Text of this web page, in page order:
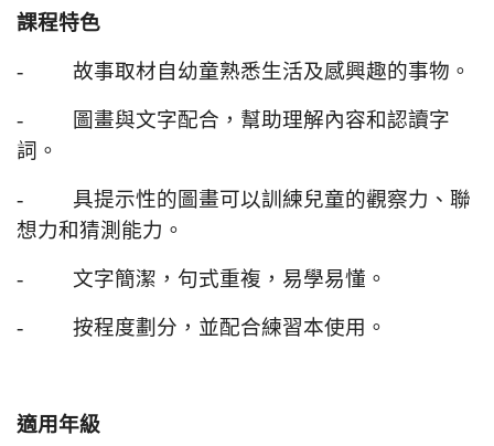
課程特色
- 故事取材自幼童熟悉生活及感興趣的事物。
- 圖畫與文字配合，幫助理解內容和認讀字
詞。
- 具提示性的圖畫可以訓練兒童的觀察力、聯
想力和猜測能力。
- 文字簡潔，句式重複，易學易懂。
- 按程度劃分，並配合練習本使用。
適用年級